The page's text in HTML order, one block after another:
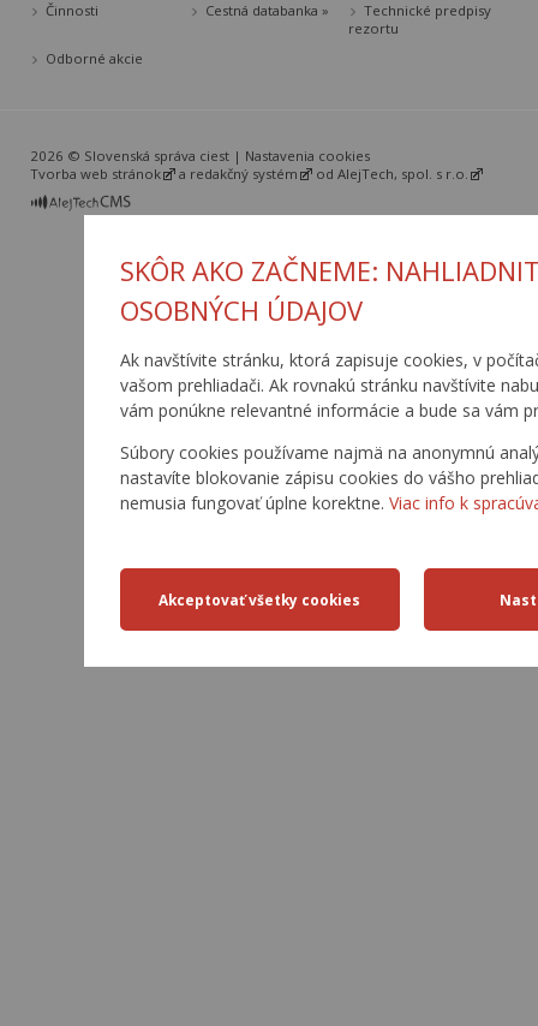
SKÔR AKO ZAČNEME:
OSOBNÝCH ÚDAJOV
Ak navštívite stránku, ktorá zapisuje cookies, v
vašom prehliadači. Ak rovnakú stránku navštívite
vám ponúkne relevantné informácie a bude sa vám
Súbory cookies používame najmä na anonymnú
nastavíte blokovanie zápisu cookies do vášho
nemusia fungovať úplne korektne. Viac info k
Činnosti Cestná databanka »
Technické predpisy
rezortu
Odborné akcie
2026 © Slovenská správa ciest | Nastavenia cookies
Tvorba web stránok
a redakčný systém od AlejTech, spol. s r.o.